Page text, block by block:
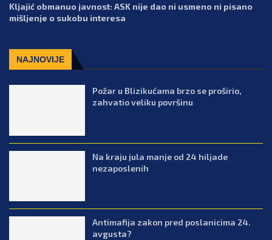
Kljajić obmanuo javnost: ASK nije dao ni usmeno ni pisano
mišljenje o sukobu interesa
NAJNOVIJE
Požar u Blizikućama brzo se proširio,
zahvatio veliku površinu
Na kraju jula manje od 24 hiljade
nezaposlenih
Antimafija zakon pred poslanicima 24.
avgusta?